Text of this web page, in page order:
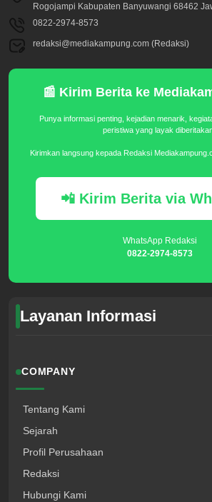
Rogojampi Kabupaten Banyuwangi 68462
0822-2974-8573
redaksi@mediakampung.com (Redaksi)
📰 Kirim Berita ke
Punya informasi penting, kejadian menarik,
peristiwa yang layak
Kirimkan langsung kepada Redaksi
📲 Kirim Berita via
WhatsApp Redaksi
0822-2974-8573
Layanan Informasi
COMPANY
Tentang Kami
Sejarah
Profil Perusahaan
Redaksi
Hubungi Kami